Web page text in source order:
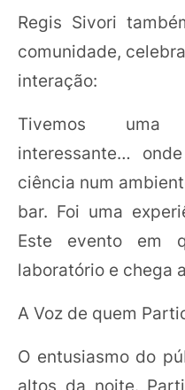
Regis Sivori
comunidade,
interação:
Tivemos uma
interessante…
ciência num
bar. Foi uma
Este evento em
laboratório e chega
A Voz de quem
O entusiasmo do
altos da noite.